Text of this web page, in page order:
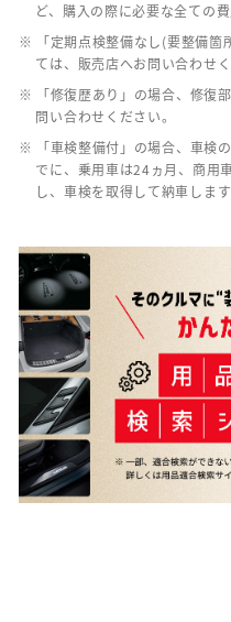
ど、購入の際に必要な全ての
※ 「定期点検整備なし(要整備箇
ては、販売店へお問い合わせく
※ 「修復歴あり」の場合、修復
問い合わせください。
※ 「車検整備付」の場合、車検
でに、乗用車は24ヵ月、商用
し、車検を取得して納車しま